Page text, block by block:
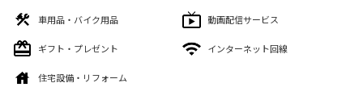
車用品・バイク用品 動画配信サービス
ギフト・プレゼント インターネット回線
住宅設備・リフォーム